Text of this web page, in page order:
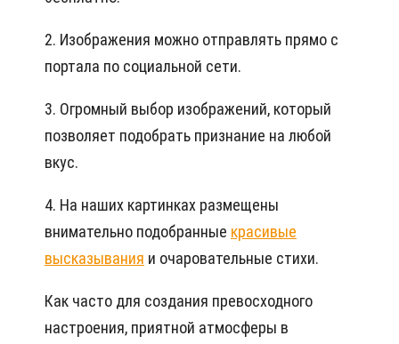
2. Изображения можно отправлять прямо с
портала по социальной сети.
3. Огромный выбор изображений, который
позволяет подобрать признание на любой
вкус.
4. На наших картинках размещены
внимательно подобранные красивые
высказывания и очаровательные стихи.
Как часто для создания превосходного
настроения, приятной атмосферы в